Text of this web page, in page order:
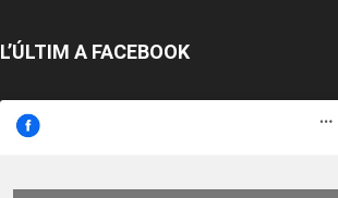
L’ÚLTIM A FACEBOOK